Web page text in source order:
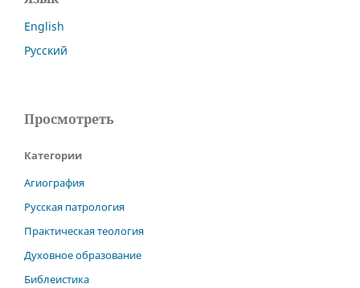
English
Русский
Просмотреть
Категории
Агиография
Русская патрология
Практическая теология
Духовное образование
Библеистика